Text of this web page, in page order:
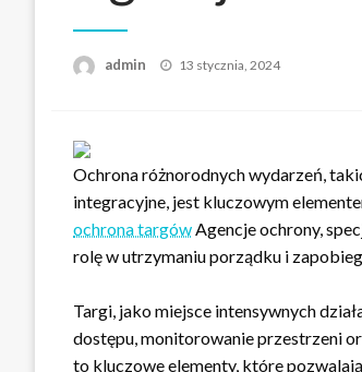
admin
Opublikowane
13 stycznia, 2024
Ochrona różnorodnych wydarzeń,
integracyjne, jest kluczowym
ochrona targówAgencje ochrony,
rolę w utrzymaniu porządku i
Targi, jako miejsce intensywnych
dostępu, monitorowanie przestrzeni
to kluczowe elementy, które